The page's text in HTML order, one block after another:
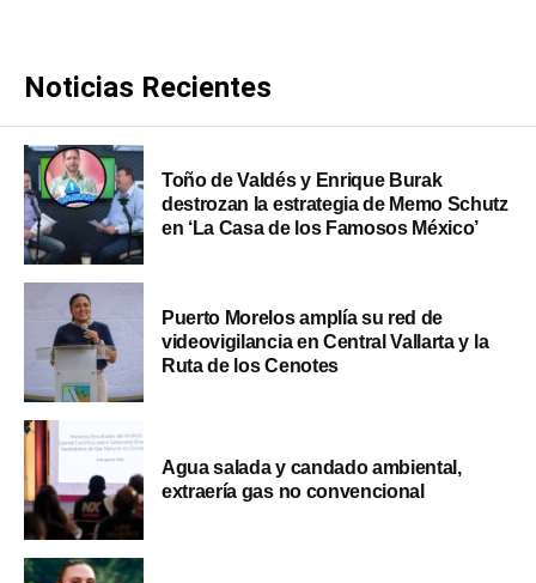
Noticias Recientes
Toño de Valdés y Enrique Burak
destrozan la estrategia de Memo Schutz
en ‘La Casa de los Famosos México’
Puerto Morelos amplía su red de
videovigilancia en Central Vallarta y la
Ruta de los Cenotes
Agua salada y candado ambiental,
extraería gas no convencional